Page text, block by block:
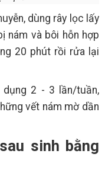
dùng rây lọc lấy
nám và bôi hỗn hợp
20 phút rồi rửa lại
dụng 2 - 3 lần/tuần,
vết nám mờ dần
sinh bằng